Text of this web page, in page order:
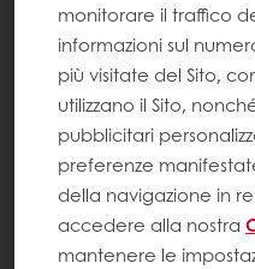
monitorare il traffico
informazioni sul
più visitate del Sito,
utilizzano il Sito,
pubblicitari
preferenze
della navigazione in
accedere alla nostra
mantenere le